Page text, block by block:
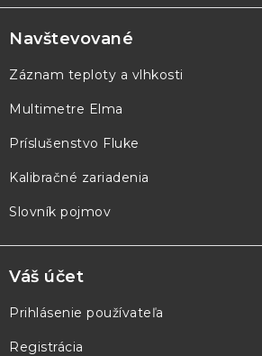
á
p
ä
e
Navštevované
Záznam teploty a vlhkosti
Multimetre Elma
Príslušenstvo Fluke
Kalibračné zariadenia
Slovník pojmov
Váš účet
Prihlásenie používateľa
Registrácia